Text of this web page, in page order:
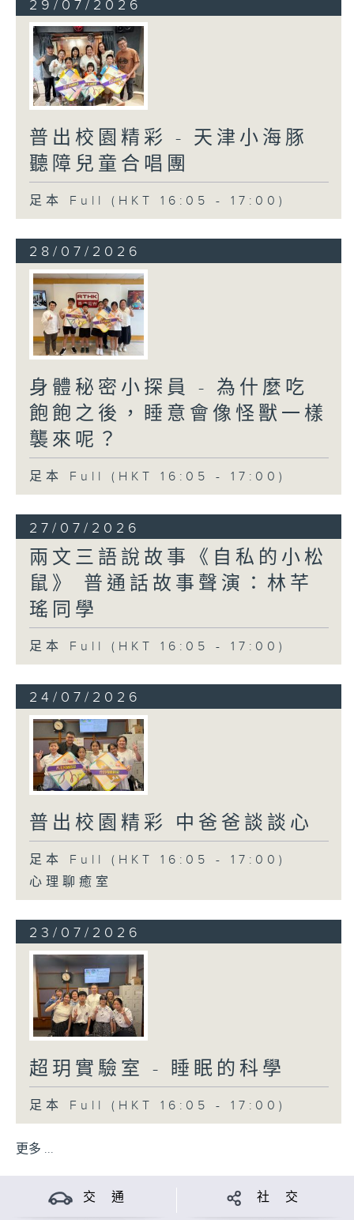
29/07/2026
普出校園精彩 - 天津小海豚
聽障兒童合唱團
足本 Full (HKT 16:05 - 17:00)
28/07/2026
身體秘密小探員 - 為什麼吃
飽飽之後，睡意會像怪獸一樣
襲來呢？
足本 Full (HKT 16:05 - 17:00)
27/07/2026
兩文三語說故事《自私的小松
鼠》 普通話故事聲演：林芊
瑤同學
足本 Full (HKT 16:05 - 17:00)
24/07/2026
普出校園精彩 中爸爸談談心
足本 Full (HKT 16:05 - 17:00)
心理聊癒室
23/07/2026
超玥實驗室 - 睡眠的科學
足本 Full (HKT 16:05 - 17:00)
更多 ...
交 通 社 交